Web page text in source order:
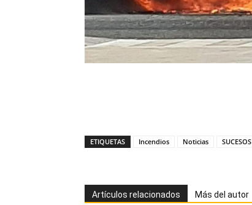
ETIQUETAS Incendios Noticias SUCESOS
Artículos relacionados Más del autor